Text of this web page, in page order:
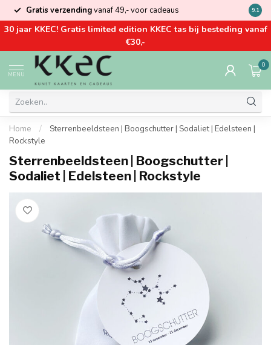
Gratis verzendingvanaf 49,- voor cadeaus Kom
9.1
30 jaar KKEC! Gratis limited edition KKEC tas bij besteding vanaf
€30,-
MENU
0
Home /
Sterrenbeeldsteen | Boogschutter | Sodaliet | Edelsteen |
Rockstyle
Sterrenbeeldsteen | Boogschutter |
Sodaliet | Edelsteen | Rockstyle